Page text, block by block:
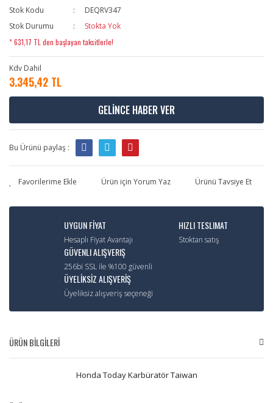
Stok Kodu
DEQRV347
Stok Durumu
Stokta Yok
* 631,17 TL den başlayan taksitlerle!
Kdv Dahil
3.345,42 TL
GELİNCE HABER VER
Bu Ürünü paylaş :
Ürün için Yorum Yaz Ürünü Tavsiye Et
UYGUN FİYAT
Hesaplı Fiyat Avantajı
HIZLI TESLIMAT
Stoktan satış
GÜVENLI ALIŞVERIŞ
256bi SSL ile %100 güvenli
ÜYELİKSİZ ALIŞVERİŞ
Üyeliksiz alışveriş seçeneği
ÜRÜN BİLGİLERİ
Honda Today Karbüratör Taiwan